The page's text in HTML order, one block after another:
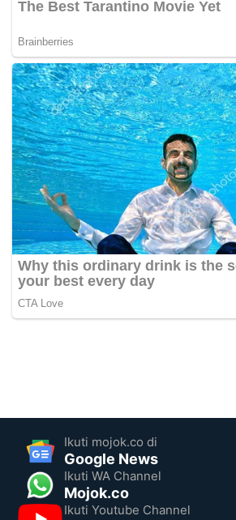
Ikuti mojok.co di
Google News
Ikuti WA Channel
Mojok.co
Ikuti Youtube Channel